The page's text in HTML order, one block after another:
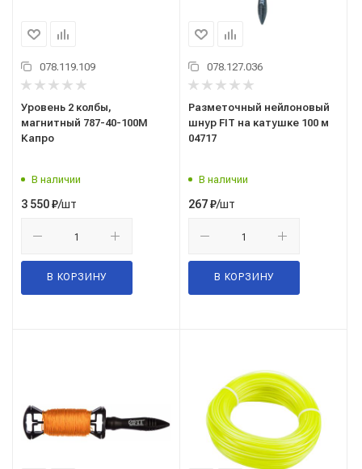
078.119.109
Уровень 2 колбы,
магнитный 787-40-100M
Капро
В наличии
3 550₽/шт
В КОРЗИНУ
078.127.036
Разметочный нейлоновый
шнур FIT на катушке 100 м
04717
В наличии
267₽/шт
В КОРЗИНУ